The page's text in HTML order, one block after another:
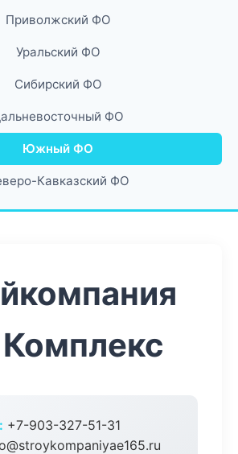
Приволжский ФО
Уральский ФО
Сибирский ФО
ФО
Южный ФО
Кавказский ФО
+7-903-327-51-31